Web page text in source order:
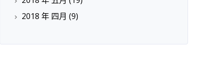
2018 年 四月 (9)